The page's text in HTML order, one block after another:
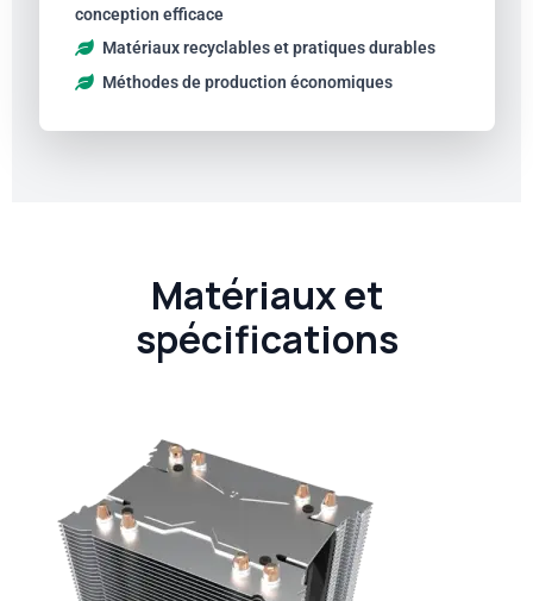
conception efficace
Matériaux recyclables et pratiques durables
Méthodes de production économiques
Matériaux et
spécifications